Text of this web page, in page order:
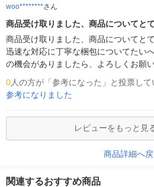
woo********さん
商品受け取りました、商品についてと
商品受け取りました、商品についてと
迅速な対応に丁寧な梱包についてたい
の機会がありましたら、よろしくお願
0人の方が「参考になった」と投票して
参考になりました
レビューをもっと見
商品詳細へ戻
関連するおすすめ商品